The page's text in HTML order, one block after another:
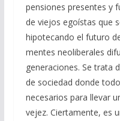
pensiones presentes y
de viejos egoístas que
hipotecando el futuro
mentes neoliberales
generaciones. Se trata
de sociedad donde
necesarios para llevar
vejez. Ciertamente, es